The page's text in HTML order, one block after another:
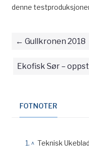
denne
Gullkronen 2018
Ekofisk Sør –
FOTNOTER
^ Teknisk